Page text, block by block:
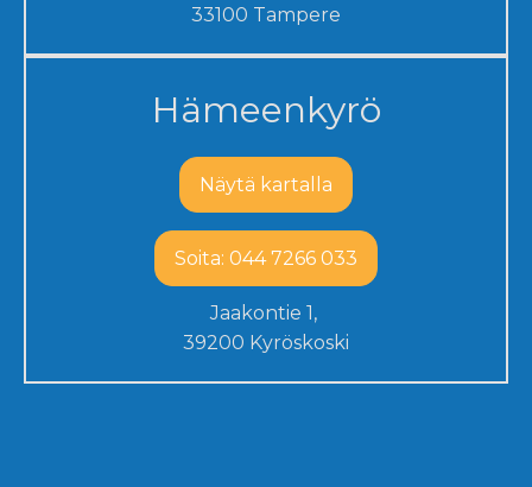
33100 Tampere
Hämeenkyrö
Näytä kartalla
Soita: 044 7266 033
Jaakontie 1,
39200 Kyröskoski